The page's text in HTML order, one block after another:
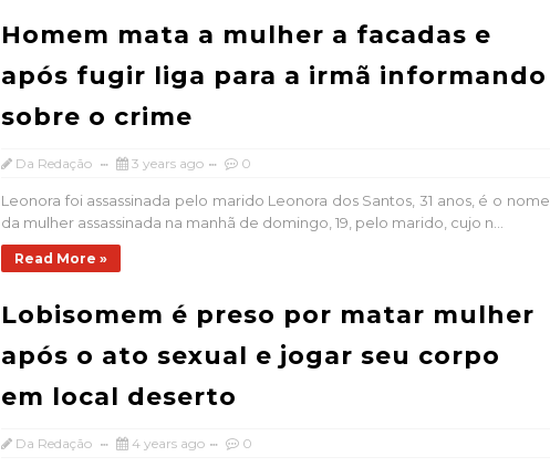
Homem mata a mulher a facadas e
após fugir liga para a irmã informando
sobre o crime
Da Redação 3 years ago 0
Leonora foi assassinada pelo marido Leonora dos Santos, 31 anos, é o nome
da mulher assassinada na manhã de domingo, 19, pelo marido, cujo n...
Read More »
Lobisomem é preso por matar mulher
após o ato sexual e jogar seu corpo
em local deserto
Da Redação 4 years ago 0